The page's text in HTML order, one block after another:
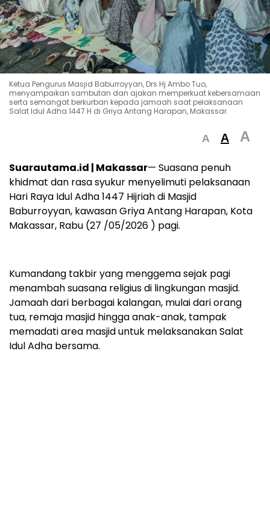
Ketua Pengurus Masjid Baburroyyan, Drs Hj Ambo Tuo,
menyampaikan sambutan dan ajakan memperkuat kebersamaan
serta semangat berkurban kepada jamaah saat pelaksanaan
Salat Idul Adha 1447 H di Griya Antang Harapan, Makassar.
A A A
Suarautama.id | Makassar— Suasana penuh
khidmat dan rasa syukur menyelimuti pelaksanaan
Hari Raya Idul Adha 1447 Hijriah di Masjid
Baburroyyan, kawasan Griya Antang Harapan, Kota
Makassar, Rabu (27 /05/2026 ) pagi.
Kumandang takbir yang menggema sejak pagi
menambah suasana religius di lingkungan masjid.
Jamaah dari berbagai kalangan, mulai dari orang
tua, remaja masjid hingga anak-anak, tampak
memadati area masjid untuk melaksanakan Salat
Idul Adha bersama.